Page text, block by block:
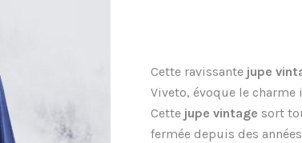
Cette ravissante jupe
Viveto, évoque le
Cette jupe vintage sort
fermée depuis des